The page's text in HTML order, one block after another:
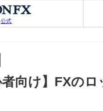
公式
者向け】FXの